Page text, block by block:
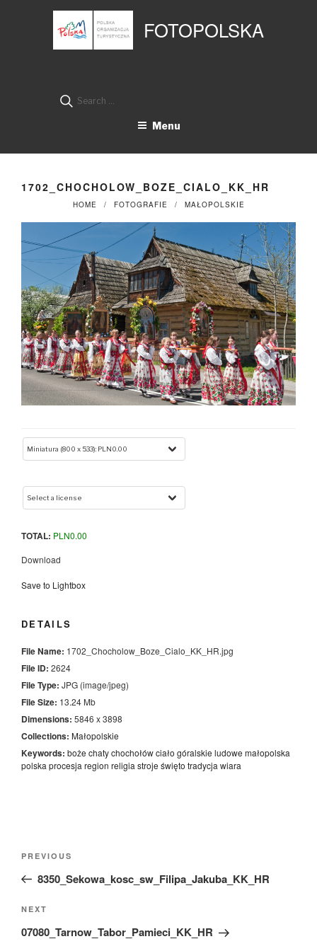
FOTOPOLSKA
Search
Menu
1702_CHOCHOLOW_BOZE_CIALO_KK_HR
HOME FOTOGRAFIE MAŁOPOLSKIE
TOTAL: PLN0.00
Download
Save to Lightbox
DETAILS
File Name: 1702_Chocholow_Boze_Cialo_KK_HR.jpg
File ID: 2624
File Type: JPG (image/jpeg)
File Size: 13.24 Mb
Dimensions: 5846 x 3898
Collections: Małopolskie
Keywords: boże chatychochołówciało góralskie ludowe małopolska
polska procesja region religia stroje święto tradycja wiara
Previous
Post
PREVIOUS
8350_Sekowa_kosc_sw_Filipa_Jakuba_KK_HR
Next
Post
NEXT
07080_Tarnow_Tabor_Pamieci_KK_HR
Panel zarządzania plikami cookies